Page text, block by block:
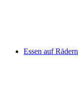
Essen auf Rädern